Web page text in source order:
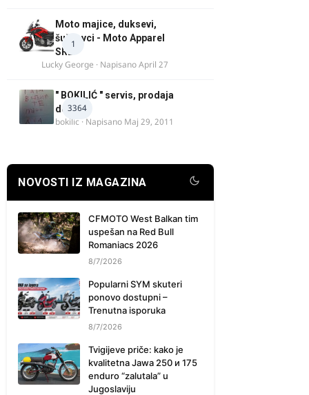
1
Moto majice, duksevi,
šuškavci - Moto Apparel
SRB
Lucky George · NapisanoApril 27
3364
" BOKILIĆ " servis, prodaja
delova
bokilic · Napisano Maj 29, 2011
NOVOSTI IZ MAGAZINA
CFMOTO West Balkan tim
uspešan na Red Bull
Romaniacs 2026
8/7/2026
Popularni SYM skuteri
ponovo dostupni –
Trenutna isporuka
8/7/2026
Tvigijeve priče: kako je
kvalitetna Jawa 250 и 175
enduro “zalutala” u
Jugoslaviju